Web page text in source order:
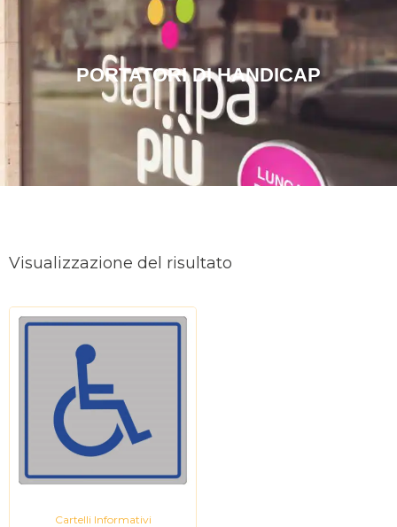
PORTATORI DI HANDICAP
Visualizzazione del risultato
Cartelli Informativi